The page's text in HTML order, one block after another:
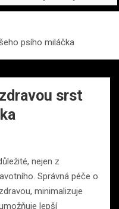
psího miláčka
srst
nejen z
Správná péče o
minimalizuje
lepší